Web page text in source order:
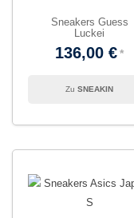
Sneakers Guess
Luckei
136,00 €
SNEAKIN